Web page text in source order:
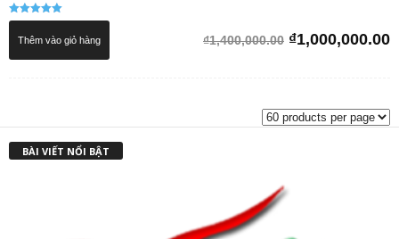
Được xếp
5.00
₫1,400,000.00 Giá
₫1,000,000.00
Thêm vào giỏ hàng
BÀI VIẾT NỔI BẬT